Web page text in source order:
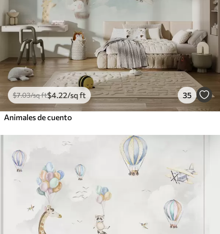
$7.03/sq ft$4.22/sq ft 35
Animales de cuento